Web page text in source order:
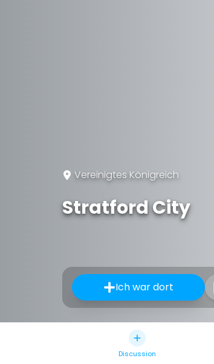
Vereinigtes Königreich
Stratford City
Ich war dort
Discussion